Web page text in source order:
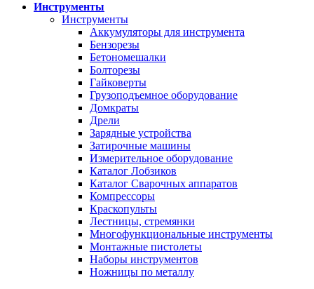
Инструменты
Инструменты
Аккумуляторы для инструмента
Бензорезы
Бетономешалки
Болторезы
Гайковерты
Грузоподъемное оборудование
Домкраты
Дрели
Зарядные устройства
Затирочные машины
Измерительное оборудование
Каталог Лобзиков
Каталог Сварочных аппаратов
Компрессоры
Краскопульты
Лестницы, стремянки
Многофункциональные инструменты
Монтажные пистолеты
Наборы инструментов
Ножницы по металлу